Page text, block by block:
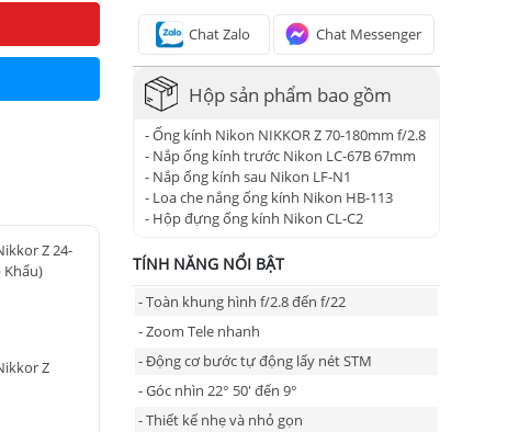
Z 24-
Khẩu)
Z
Chat Zalo Chat Messenger
Hộp sản phẩm bao gồm
- Ống kính Nikon NIKKOR Z 70-180mm f/2.8
- Nắp ống kính trước Nikon LC-67B 67mm
- Nắp ống kính sau Nikon LF-N1
- Loa che nắng ống kính Nikon HB-113
- Hộp đựng ống kính Nikon CL-C2
TÍNH NĂNG NỔI BẬT
- Toàn khung hình f/2.8 đến f/22
- Zoom Tele nhanh
- Động cơ bước tự động lấy nét STM
- Góc nhìn 22° 50' đến 9°
- Thiết kế nhẹ và nhỏ gọn